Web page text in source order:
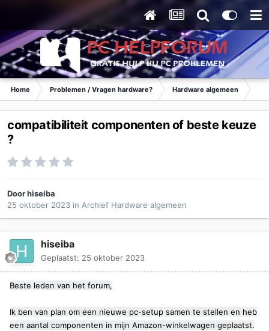
Home Problemen / Vragen hardware? Hardware algemeen
compatibiliteit componenten of beste keuze
?
Doorhiseiba
25 oktober 2023 in Archief Hardware algemeen
hiseiba
Geplaatst: 25 oktober 2023
Beste leden van het forum,
Ik ben van plan om een nieuwe pc-setup samen te stellen en heb
een aantal componenten in mijn Amazon-winkelwagen geplaatst.